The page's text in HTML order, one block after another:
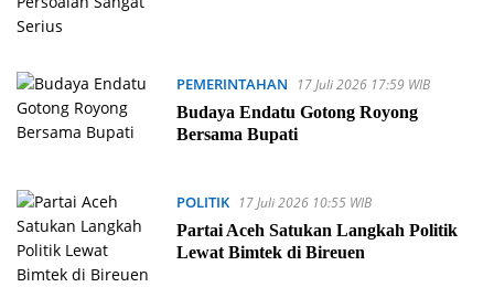
PEMERINTAHAN
17 Juli 2026 17:59 WIB
Budaya Endatu Gotong Royong
Bersama Bupati
POLITIK
17 Juli 2026 10:55 WIB
Partai Aceh Satukan Langkah Politik
Lewat Bimtek di Bireuen